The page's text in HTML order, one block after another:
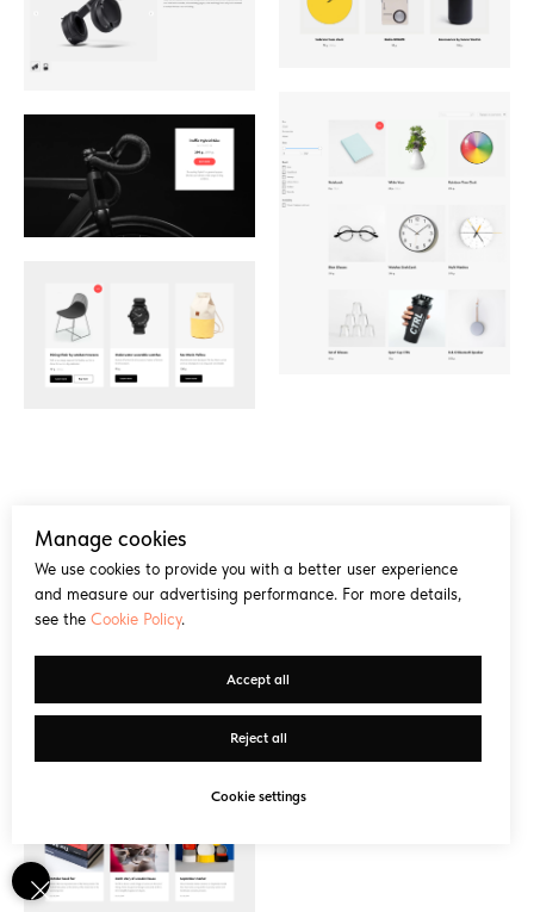
Manage cookies
We use cookies to provide you with a better user experience
and measure our advertising performance. For more details,
see the Cookie Policy.
Accept all
Reject all
Cookie settings
Новости и Потоки.